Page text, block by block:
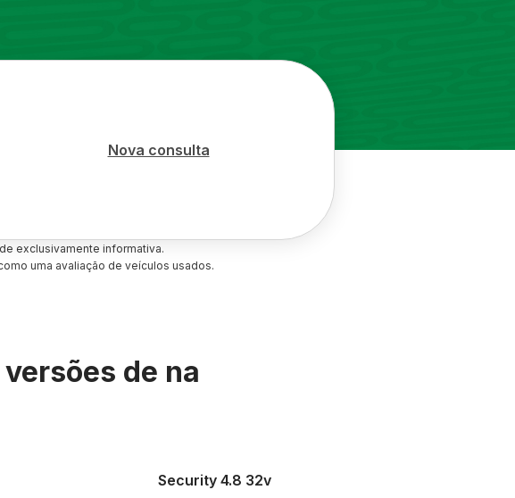
Nova consulta
exclusivamente informativa.
uma avaliação de veículos usados.
de na
Security 4.8 32v